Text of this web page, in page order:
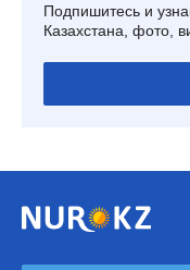
Подпишитесь и
Казахстана, фото,